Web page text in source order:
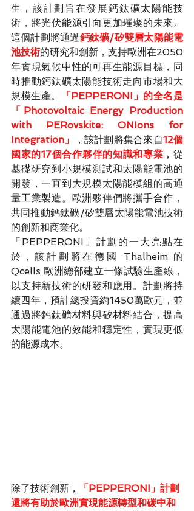
生，該計劃旨在發展鈣鈦礦太陽能技
術，將光伏能源引向更加璀璨的未來。
這個計劃將通過鈣鈦礦/矽雙層太陽能電
池技術的研究和創新，支持歐洲在2050
年實現氣候中性的可再生能源目標，同
時推動鈣鈦礦太陽能技術走向市場和大
規模生產。
「PEPPERONI」的全名是
「Photovoltaic Energy Production
with PERovskite: ONIons for
Integration」
，該計劃將集合來自12個
國家的17個合作夥伴的知識和專業 ，從
基礎研究到小規模測試和太陽能電池的
開發，一直到大規模太陽能模組的高通
量工業製造。歐洲夥伴們將攜手合作，
共同推動鈣鈦礦/矽雙層太陽能電池技術
的創新和商業化。
「PEPPERONI」計劃的一大亮點在
於，該計劃將在德國 Thalheim 的
Qcells 歐洲總部建立一條試驗生產線，
以支持新技術的研發和應用。計劃將持
續四年，預計總投資約1450萬歐元，並
通過將鈣鈦礦材料與矽材料結合，提高
太陽能電池的效能和穩定性，實現更低
的能源成本。
除了技術創新，
「PEPPERONI」計劃
還將有助於歐洲實現能源轉型和碳中和